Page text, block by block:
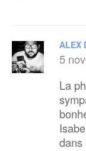
ALEX
5
La
dans